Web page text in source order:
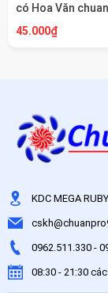
có Hoa Văn
45.000₫
KDC MEGA
0962.511.330 -
08:30 - 21:30